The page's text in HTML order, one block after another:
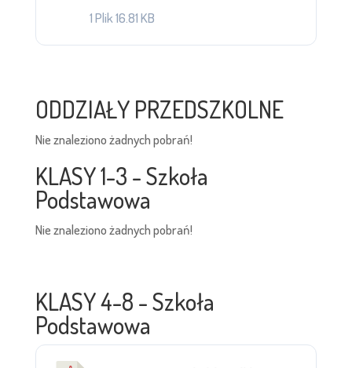
1 Plik16.81 KB
ODDZIAŁY PRZEDSZKOLNE
Nie znaleziono żadnych pobrań!
KLASY 1-3 - Szkoła
Podstawowa
Nie znaleziono żadnych pobrań!
KLASY 4-8 - Szkoła
Podstawowa